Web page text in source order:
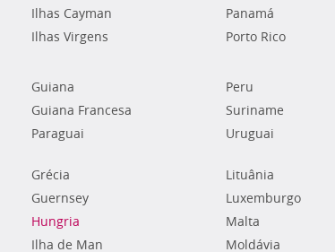
Ilhas Cayman
Ilhas Virgens
Panamá
Porto Rico
Guiana
Guiana Francesa
Paraguai
Peru
Suriname
Uruguai
Grécia
Guernsey
Hungria
Ilha de Man
Lituânia
Luxemburgo
Malta
Moldávia